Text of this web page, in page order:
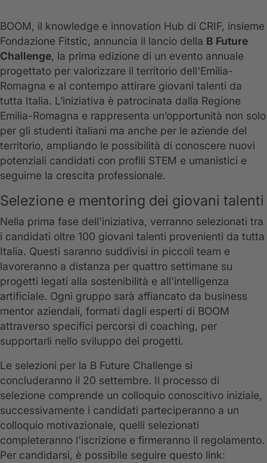
BOOM, il knowledge e innovation Hub di CRIF, insieme
Fondazione Fitstic, annuncia il lancio della B Future
Challenge, la prima edizione di un evento annuale
progettato per valorizzare il territorio dell'Emilia-
Romagna e al contempo attirare giovani talenti da
tutta Italia. L’iniziativa è patrocinata dalla Regione
Emilia-Romagna e rappresenta un’opportunità non solo
per gli studenti italiani ma anche per le aziende del
territorio, ampliando le possibilità di conoscere nuovi
potenziali candidati con profili STEM e umanistici e
seguirne la crescita professionale.
Selezione e mentoring dei giovani talenti
Nella prima fase dell'iniziativa, verranno selezionati tra
i candidati oltre 100 giovani talenti provenienti da tutta
Italia. Questi saranno suddivisi in piccoli team e
lavoreranno a distanza per quattro settimane su
progetti legati alla sostenibilità e all'intelligenza
artificiale. Ogni gruppo sarà affiancato da business
mentor aziendali, formati dagli esperti di BOOM
attraverso specifici percorsi di coaching, per
supportarli nello sviluppo dei progetti.
Le selezioni per la B Future Challenge si
concluderanno il 20 settembre. Il processo di
selezione comprende un colloquio conoscitivo iniziale,
successivamente i candidati parteciperanno a un
colloquio motivazionale, quelli selezionati
completeranno l'iscrizione e firmeranno il regolamento.
Per candidarsi, è possibile seguire questo link: